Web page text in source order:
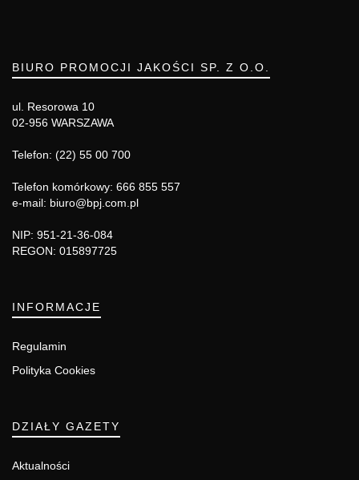
BIURO PROMOCJI JAKOŚCI SP. Z O.O.
ul. Resorowa 10
02-956 WARSZAWA
Telefon: (22) 55 00 700
Telefon komórkowy: 666 855 557
e-mail: biuro@bpj.com.pl
NIP: 951-21-36-084
REGON: 015897725
INFORMACJE
Regulamin
Polityka Cookies
DZIAŁY GAZETY
Aktualności